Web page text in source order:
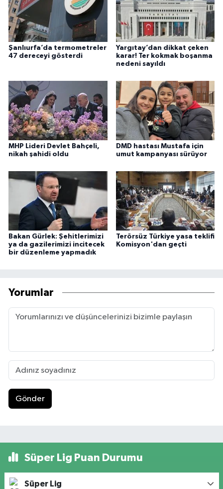
Şanlıurfa’da termometreler
47 dereceyi gösterdi
Yargıtay’dan dikkat çeken
karar! Ter kokmak boşanma
nedeni sayıldı
MHP Lideri Devlet Bahçeli,
nikah şahidi oldu
DMD hastası Mustafa için
umut kampanyası sürüyor
Bakan Gürlek: Şehitlerimizi
ya da gazilerimizi incitecek
bir düzenleme yapmadık
Terörsüz Türkiye yasa teklifi
Komisyon'dan geçti
Yorumlar
Gönder
Süper Lig Puan Durumu
Süper Lig